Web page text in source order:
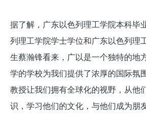
据了解，广东以色列理工学院本科毕
列理工学院学士学位和广东以色列理
生蔡瀚锋看来，广以是一个独特的地
学的学校为我们提供了浓厚的国际氛
教授让我们拥有全球化的视野，从他
识，学习他们的文化，与他们成为朋